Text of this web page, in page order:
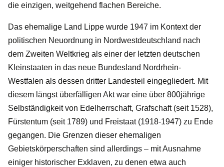
die einzigen, weitgehend flachen Bereiche.
Das ehemalige Land Lippe wurde 1947 im Kontext der
politischen Neuordnung in Nordwestdeutschland nach
dem Zweiten Weltkrieg als einer der letzten deutschen
Kleinstaaten in das neue Bundesland Nordrhein-
Westfalen als dessen dritter Landesteil eingegliedert. Mit
diesem längst überfälligen Akt war eine über 800jährige
Selbständigkeit von Edelherrschaft, Grafschaft (seit 1528),
Fürstentum (seit 1789) und Freistaat (1918-1947) zu Ende
gegangen. Die Grenzen dieser ehemaligen
Gebietskörperschaften sind allerdings – mit Ausnahme
einiger historischer Exklaven, zu denen etwa auch